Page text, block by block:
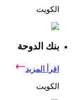
الكويت
بنك الدوحة
اقرأ المزيد
الكويت